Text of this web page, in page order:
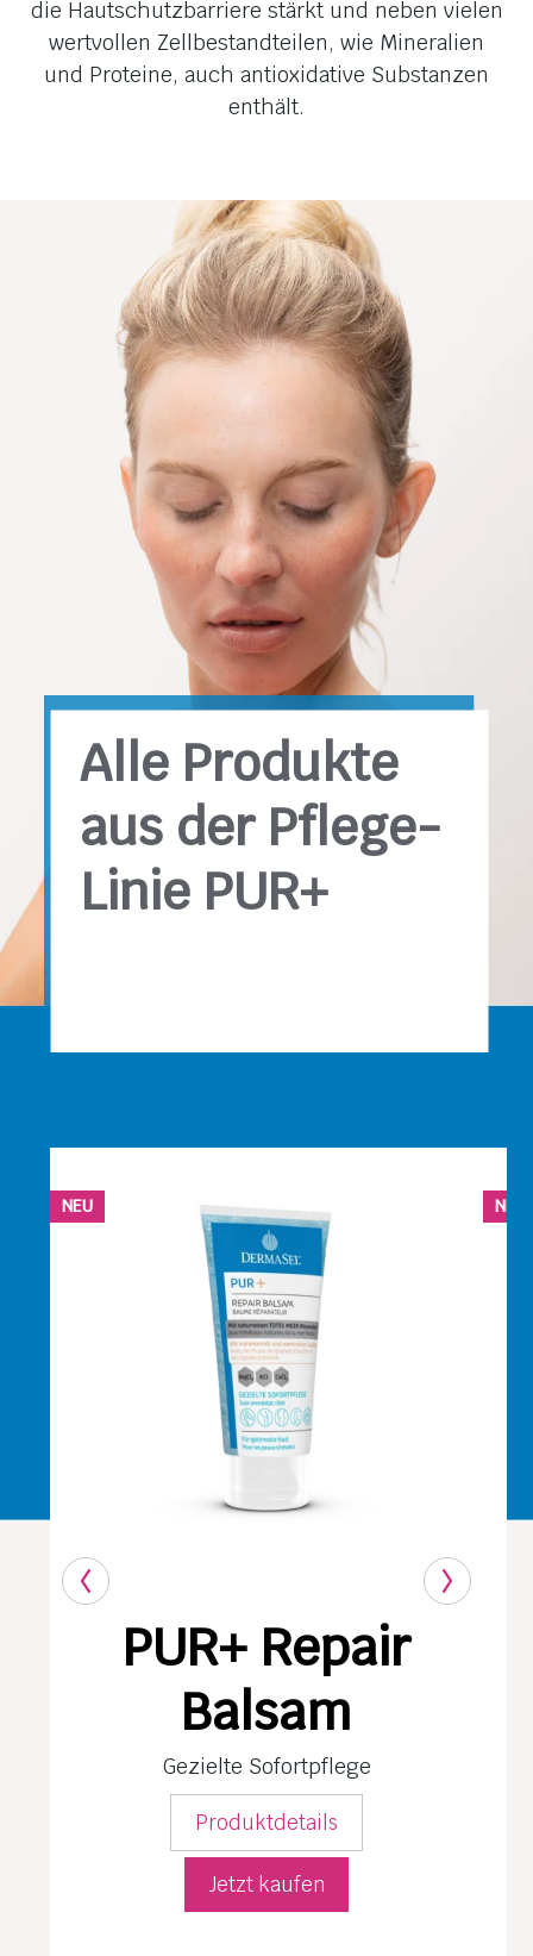
die Hautschutzbarriere stärkt und neben vielen
wertvollen Zellbestandteilen, wie Mineralien
und Proteine, auch antioxidative Substanzen
enthält.
Alle Produkte
aus der Pflege-
Linie PUR+
NEU
PUR+ Repair
Balsam
Gezielte Sofortpflege
Produktdetails
Jetzt kaufen
NEU